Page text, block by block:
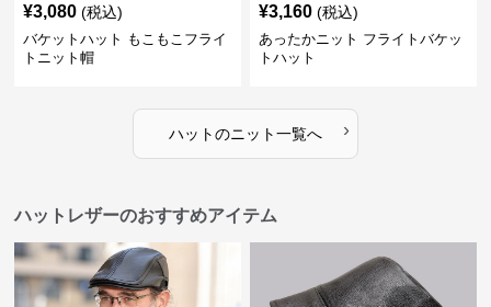
¥3,080 (税込)
バケットハット もこもこフライ
トニット帽
¥3,160 (税込)
あったかニット フライトバケッ
トハット
ハットのニット一覧へ ›
ハットレザーのおすすめアイテム